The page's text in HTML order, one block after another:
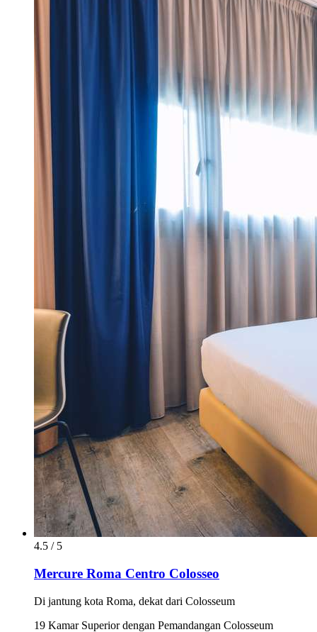
4.5 / 5
Mercure Roma Centro Colosseo
Di jantung kota Roma, dekat dari Colosseum
19 Kamar Superior dengan Pemandangan Colosseum